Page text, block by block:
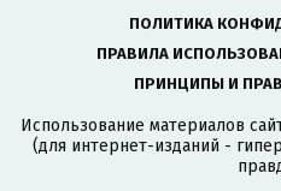
ПОЛИТИКА
ПРАВИЛА
ПРИНЦИПЫ И
Использование материалов
(для интернет-изданий -